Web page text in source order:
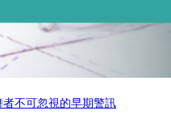
不可忽視的早期警訊